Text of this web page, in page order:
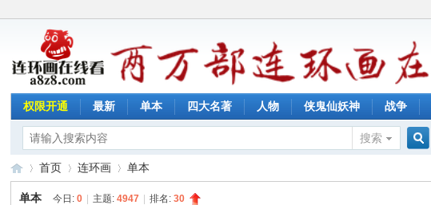
权限开通 最新 单本 四大名著 人物 侠鬼仙妖神 战争
搜索
首页 连环画 单本
单本 今日:0 主题:4947 排名:30